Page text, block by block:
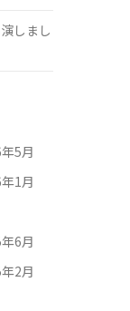
しまし
5月
1月
6月
2月